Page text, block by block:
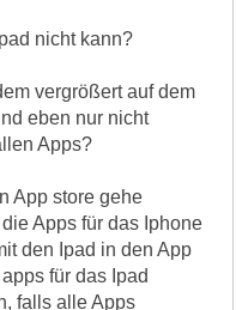
nicht kann?
vergrößert auf dem
eben nur nicht
Apps?
App store gehe
Apps für das Iphone
den Ipad in den App
für das Ipad
falls alle Apps